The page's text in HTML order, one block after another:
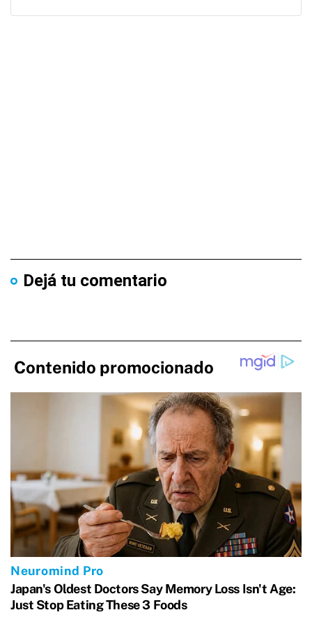
Dejá tu comentario